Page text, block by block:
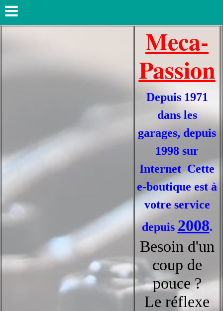
Meca-
Passion
Depuis 1971
dans les
garages, depuis
1998 sur
Internet Cette
e-boutique est à
votre service
depuis 2008.
Besoin d'un
coup de
pouce ?
Le réflexe